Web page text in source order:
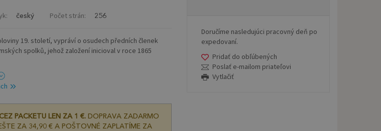
český Počet strán: 256
19. století, vypráví o osudech předních členek
spolků, jehož založení inicioval v roce 1865
PACKETU LEN ZA 1 €.DOPRAVA ZADARMO
ZA 34,90 € A POŠTOVNÉ ZAPLATÍME ZA
Doručíme nasledujúci pracovný deň po
expedovaní.
Pridať do obľúbených
Poslať e-mailom priateľovi
Vytlačiť